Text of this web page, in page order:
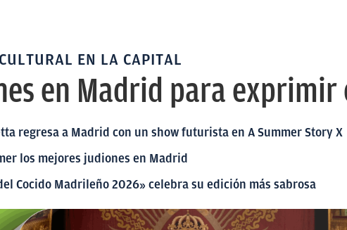
EN LA CAPITAL
en Madrid para exprimir
regresa a Madrid con un show futurista en A Summer Story X
los mejores judiones en Madrid
Cocido Madrileño 2026» celebra su edición más sabrosa